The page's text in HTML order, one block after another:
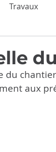
Travaux
municipale
du
aux